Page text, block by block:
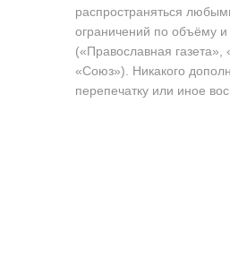
распространяться
ограничений по объёму
(«Православная
«Союз»). Никакого
перепечатку или иное